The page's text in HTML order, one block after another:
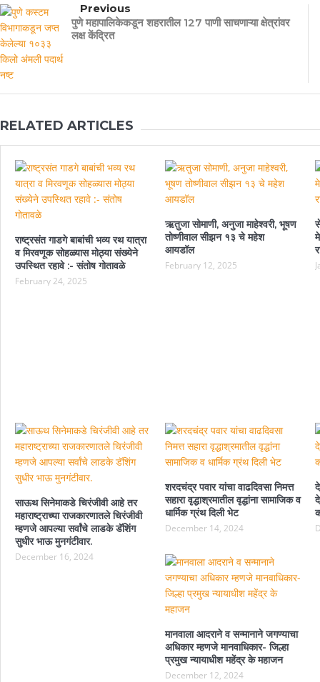
Previous
पुणे महापालिकेकडून शहरातील 127 पाणी साचणाऱ्या क्षेत्रांवर
लक्ष केंद्रित
RELATED ARTICLES
राष्ट्रसंत गाडगे बाबांची भव्य रथ यात्रा
व मिरवणूक सोहळ्यास मोठ्या संख्येने
उपस्थित रहावे :- संतोष गोतावळे
February 24, 2025
ऋतुजा सोमाणी, अनुजा माहेश्वरी, भूषण
तोष्णीवाल सीझन १३ चे महेश
आयडॉल
February 12, 2025
साऊथ सिनेमाकडे चिरंजीवी आहे तर
महाराष्ट्राच्या राजकारणातले चिरंजीवी
म्हणजे आपल्या सर्वांचे लाडके डॅशिंग
सुधीर भाऊ मुनगंटीवार.
December 16, 2024
शरदचंद्र पवार यांचा वाढदिवसा निमत्त
सहारा वृद्धाश्रमातील वृद्धांना सामाजिक व
धार्मिक ग्रंथ दिली भेट
December 14, 2024
मानवाला आदराने व सन्मानाने जगण्याचा
अधिकार म्हणजे मानवाधिकार- जिल्हा
प्रमुख न्यायाधीश महेंद्र के महाजन
December 12, 2024